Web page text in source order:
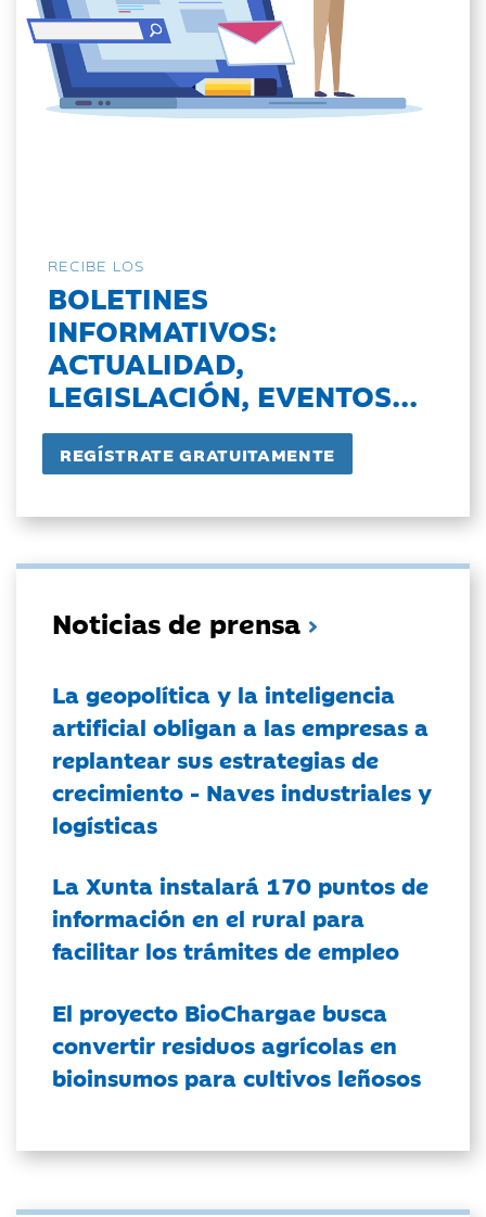
RECIBE LOS
BOLETINES
INFORMATIVOS:
ACTUALIDAD,
LEGISLACIÓN, EVENTOS...
Noticias de prensa
La geopolítica y la inteligencia
artificial obligan a las empresas a
replantear sus estrategias de
crecimiento - Naves industriales y
logísticas
La Xunta instalará 170 puntos de
información en el rural para
facilitar los trámites de empleo
El proyecto BioChargae busca
convertir residuos agrícolas en
bioinsumos para cultivos leñosos